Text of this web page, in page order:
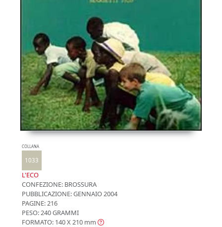
COLLANA
1033
L'ECO
CONFEZIONE: BROSSURA
PUBBLICAZIONE:GENNAIO 2004
PAGINE: 216
PESO: 240 GRAMMI
FORMATO: 140 X 210 mm